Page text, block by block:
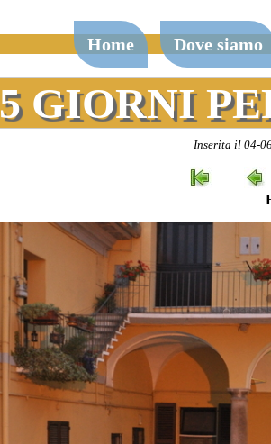
Home Dove siamo
5 GIORNI
Inserita il 04-